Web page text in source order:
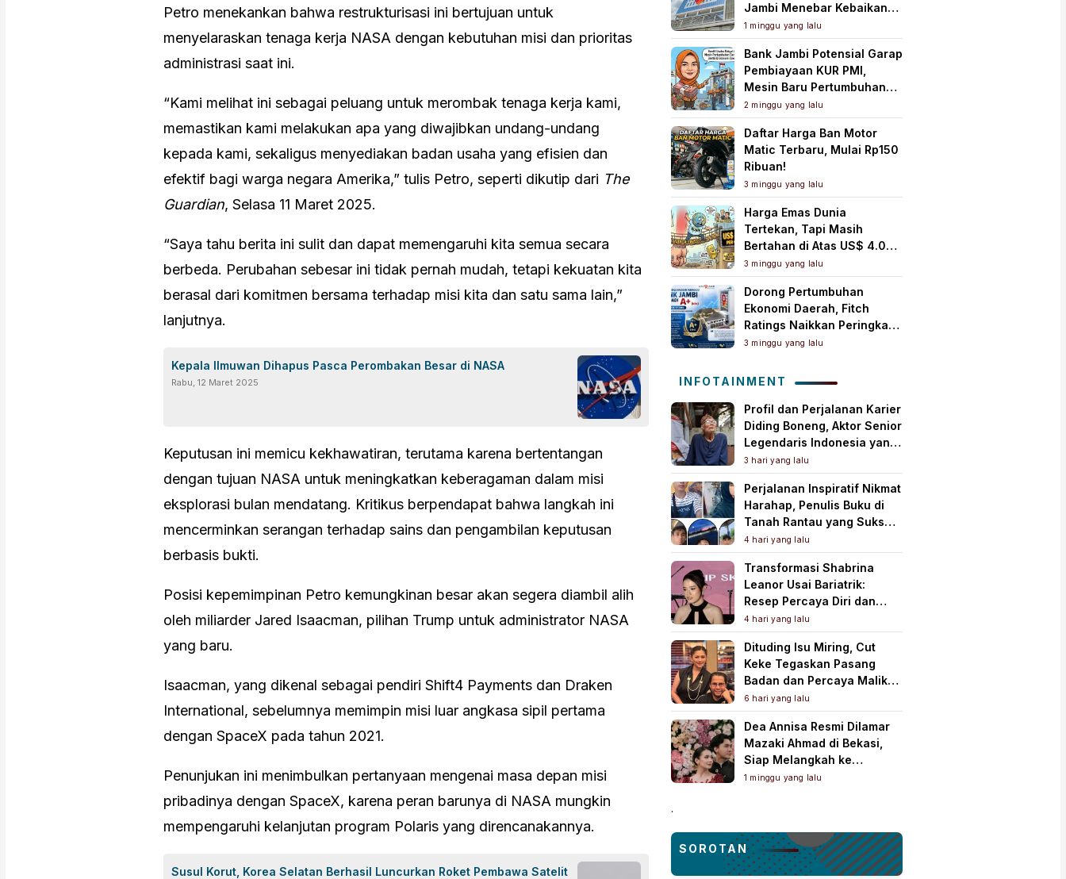
Petro menekankan bahwa restrukturisasi ini bertujuan untuk
menyelaraskan tenaga kerja NASA dengan kebutuhan misi dan prioritas
administrasi saat ini.
“Kami melihat ini sebagai peluang untuk merombak tenaga kerja kami,
memastikan kami melakukan apa yang diwajibkan undang-undang
kepada kami, sekaligus menyediakan badan usaha yang efisien dan
efektif bagi warga negara Amerika,” tulis Petro, seperti dikutip dari The
Guardian, Selasa 11 Maret 2025.
“Saya tahu berita ini sulit dan dapat memengaruhi kita semua secara
berbeda. Perubahan sebesar ini tidak pernah mudah, tetapi kekuatan kita
berasal dari komitmen bersama terhadap misi kita dan satu sama lain,”
lanjutnya.
Kepala Ilmuwan Dihapus Pasca Perombakan Besar di NASA
Rabu, 12 Maret 2025
Keputusan ini memicu kekhawatiran, terutama karena bertentangan
dengan tujuan NASA untuk meningkatkan keberagaman dalam misi
eksplorasi bulan mendatang. Kritikus berpendapat bahwa langkah ini
mencerminkan serangan terhadap sains dan pengambilan keputusan
berbasis bukti.
Posisi kepemimpinan Petro kemungkinan besar akan segera diambil alih
oleh miliarder Jared Isaacman, pilihan Trump untuk administrator NASA
yang baru.
Isaacman, yang dikenal sebagai pendiri Shift4 Payments dan Draken
International, sebelumnya memimpin misi luar angkasa sipil pertama
dengan SpaceX pada tahun 2021.
Penunjukan ini menimbulkan pertanyaan mengenai masa depan misi
pribadinya dengan SpaceX, karena peran barunya di NASA mungkin
mempengaruhi kelanjutan program Polaris yang direncanakannya.
Susul Korut, Korea Selatan Berhasil Luncurkan Roket Pembawa Satelit
Jambi Menebar Kebaikan
untuk Masyarakat!
1 minggu yang lalu
Bank Jambi Potensial Garap
Pembiayaan KUR PMI,
Mesin Baru Pertumbuhan
Ekonomi Daerah
2 minggu yang lalu
Daftar Harga Ban Motor
Matic Terbaru, Mulai Rp150
Ribuan!
3 minggu yang lalu
Harga Emas Dunia
Tertekan, Tapi Masih
Bertahan di Atas US$ 4.000
per Ons Troi
3 minggu yang lalu
Dorong Pertumbuhan
Ekonomi Daerah, Fitch
Ratings Naikkan Peringkat
Bank Jambi Jadi ‘A+(idn)’
3 minggu yang lalu
INFOTAINMENT
Profil dan Perjalanan Karier
Diding Boneng, Aktor Senior
Legendaris Indonesia yang
Meninggal Dunia
3 hari yang lalu
Perjalanan Inspiratif Nikmat
Harahap, Penulis Buku di
Tanah Rantau yang Sukses
Lewat Karya Best Seller
4 hari yang lalu
Transformasi Shabrina
Leanor Usai Bariatrik:
Resep Percaya Diri dan
Rahasia Body Shaping
Tampil Standout
4 hari yang lalu
Dituding Isu Miring, Cut
Keke Tegaskan Pasang
Badan dan Percaya Malik
Bawazier
6 hari yang lalu
Dea Annisa Resmi Dilamar
Mazaki Ahmad di Bekasi,
Siap Melangkah ke
Pelaminan
1 minggu yang lalu
.
SOROTAN